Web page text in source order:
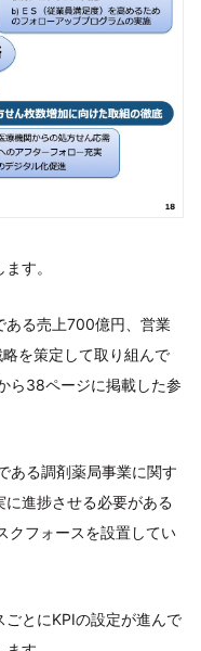
す。
ある売上700億円、営業
を策定して取り組んで
ら38ページに掲載した参
ある調剤薬局事業に関す
進捗させる必要がある
クフォースを設置してい
とにKPIの設定が進んで